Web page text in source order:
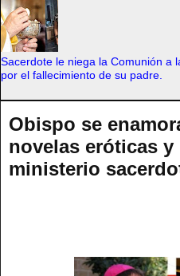
Sacerdote le niega la Comunión a
por el fallecimiento de su padre.
Obispo se
novelas eróticas y
ministerio